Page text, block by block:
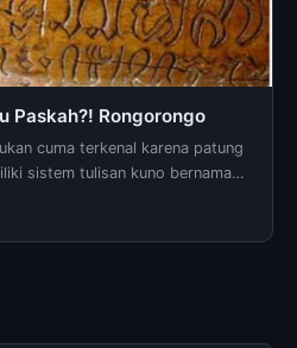
Paskah?! Rongorongo
cuma terkenal karena patung
sistem tulisan kuno bernama
belum berha...